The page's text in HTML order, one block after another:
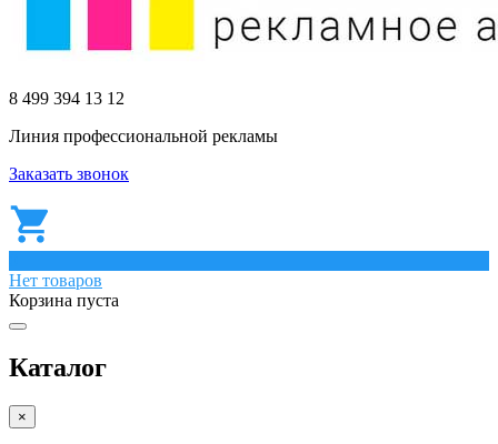
8 499 394 13 12
Линия профессиональной рекламы
Заказать звонок
Нет товаров
Корзина пуста
Каталог
×